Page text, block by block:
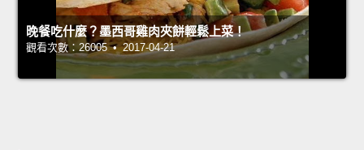
晚餐吃什麼？墨西哥雞肉夾餅輕鬆上菜！
觀看次數：26005 • 2017-04-21